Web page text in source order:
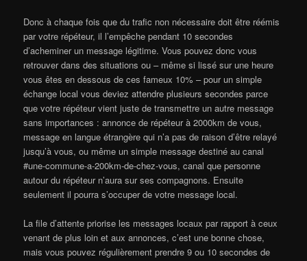
Donc à chaque fois que du trafic non nécessaire doit être réémis
par votre répéteur, il l’empêche pendant 10 secondes
d’acheminer un message légitime. Vous pouvez donc vous
retrouver dans des situations ou – même si lissé sur une heure
vous êtes en dessous de ces fameux 10% – pour un simple
échange local vous deviez attendre plusieurs secondes parce
que votre répéteur vient juste de transmettre un autre message
sans importances : annonce de répéteur à 2000km de vous,
message en langue étrangère qui n’a pas de raison d’être relayé
jusqu’à vous, ou même un simple message destiné au canal
#une-commune-a-200km-de-chez-vous, canal que personne
autour du répéteur n’aura sur ses compagnons. Ensuite
seulement il pourra s’occuper de votre message local.
La file d’attente priorise les messages locaux par rapport à ceux
venant de plus loin et aux annonces, c’est une bonne chose,
mais vous pouvez régulièrement prendre 9 ou 10 secondes de